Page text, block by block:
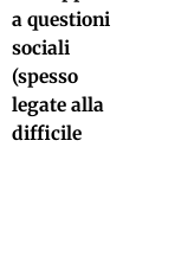
a questioni
sociali
(spesso
legate alla
difficile